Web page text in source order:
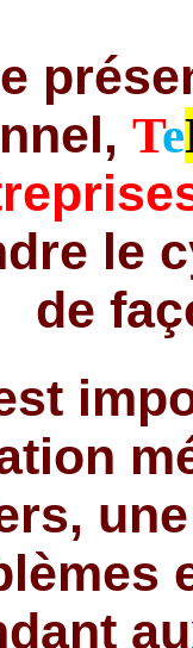
Te
le
de